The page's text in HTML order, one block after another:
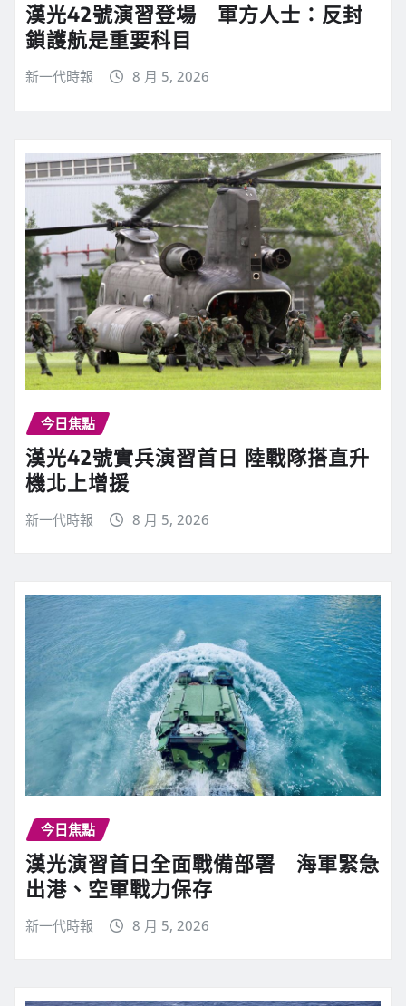
漢光42號演習登場 軍方人士：反封
鎖護航是重要科目
新一代時報 8 月 5, 2026
今日焦點
漢光42號實兵演習首日 陸戰隊搭直升
機北上增援
新一代時報 8 月 5, 2026
今日焦點
漢光演習首日全面戰備部署 海軍緊急
出港、空軍戰力保存
新一代時報 8 月 5, 2026